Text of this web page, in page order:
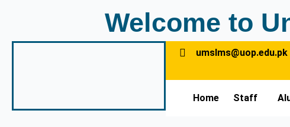
Welcome to
umslms@uop.edu.pk
Home Staff